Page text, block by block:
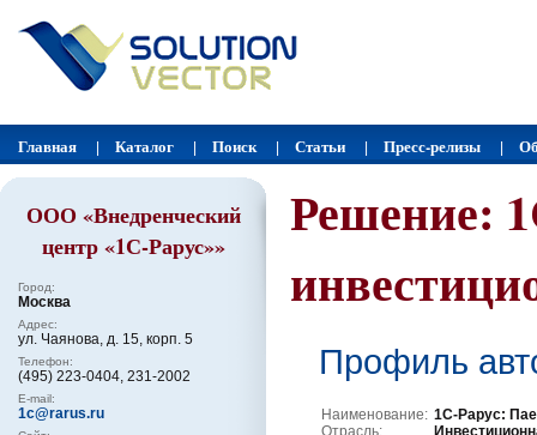
Главная Каталог Поиск Статьи Пресс-релизы
ООО «Внедренческий
центр «1С-Рарус»»
Город:
Москва
Адрес:
ул. Чаянова, д. 15, корп. 5
Телефон:
(495) 223-0404, 231-2002
E-mail:
1c@rarus.ru
Решение:
Профиль
Наименование: 1С-Рарус: